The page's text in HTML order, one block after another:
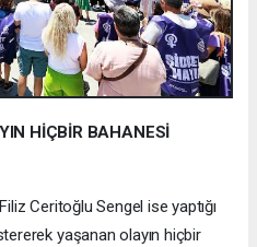
HİÇBİR BAHANESİ
Ceritoğlu Sengel ise yaptığı
yaşanan olayın hiçbir